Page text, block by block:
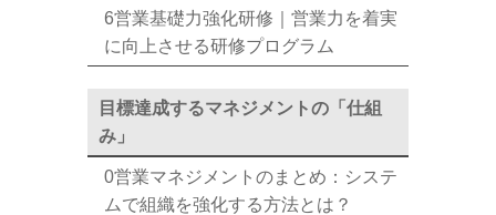
6営業基礎力強化研修｜営業力を着実
に向上させる研修プログラム
目標達成するマネジメントの「仕組
み」
0営業マネジメントのまとめ：システ
ムで組織を強化する方法とは？